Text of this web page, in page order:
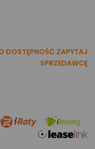
DOSTĘPNOŚĆ ZAPYTAJ
SPRZEDAWCĘ